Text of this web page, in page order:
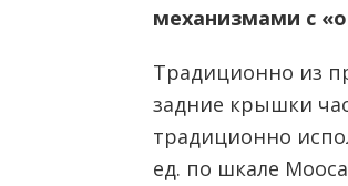
механизмами с
Традиционно из
задние крышки
традиционно
ед. по шкале